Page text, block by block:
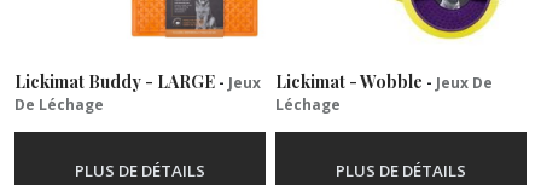
Lickimat Buddy - LARGE - Jeux
De Léchage
PLUS DE DÉTAILS
Lickimat - Wobble - Jeux De
Léchage
PLUS DE DÉTAILS